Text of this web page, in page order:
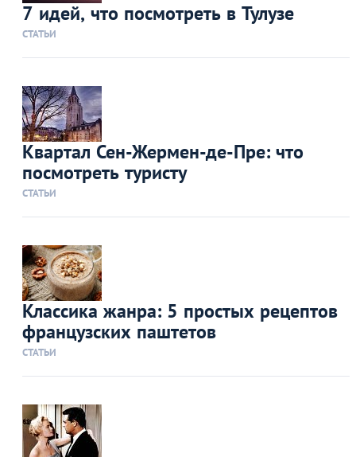
7 идей, что посмотреть в Тулузе
СТАТЬИ
Квартал Сен-Жермен-де-Пре: что
посмотреть туристу
СТАТЬИ
Классика жанра: 5 простых рецептов
французских паштетов
СТАТЬИ